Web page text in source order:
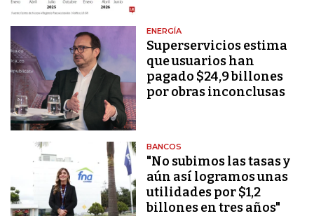
ENERGÍA
Superservicios estima
que usuarios han
pagado $24,9 billones
por obras inconclusas
BANCOS
"No subimos las tasas y
aún así logramos unas
utilidades por $1,2
billones en tres años"